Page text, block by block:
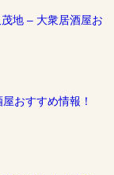
地 – 大衆居酒屋お
おすすめ情報！